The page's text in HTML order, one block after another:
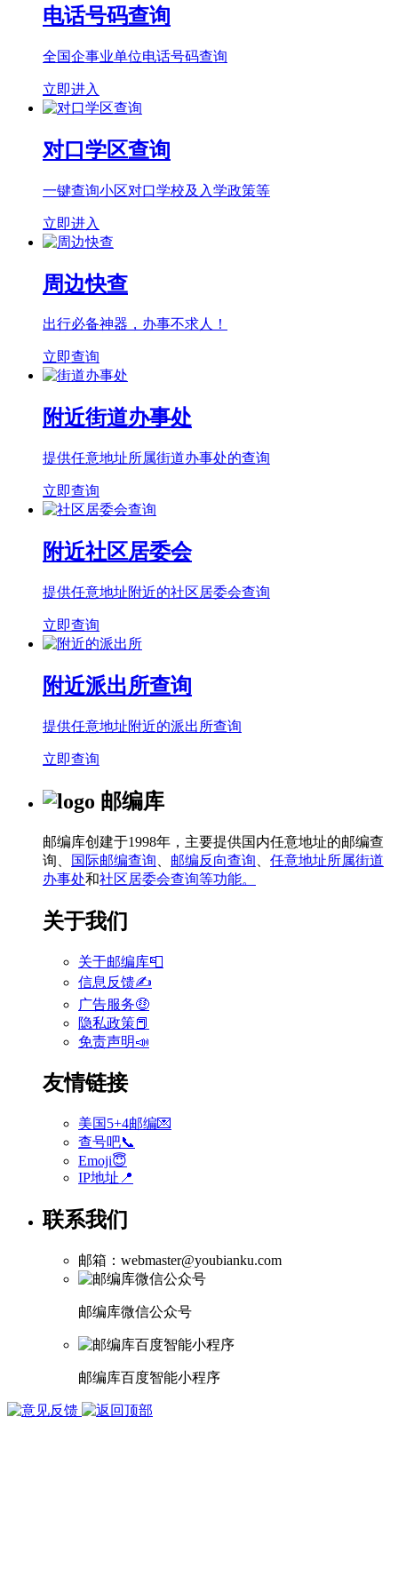
电话号码查询
全国企事业单位电话号码查询
立即进入
对口学区查询
一键查询小区对口学校及入学政策等
立即进入
周边快查
出行必备神器，办事不求人！
立即查询
附近街道办事处
提供任意地址所属街道办事处的查询
立即查询
附近社区居委会
提供任意地址附近的社区居委会查询
立即查询
附近派出所查询
提供任意地址附近的派出所查询
立即查询
邮编库
邮编库创建于1998年，主要提供国内任意地址的邮编查
询、
国际邮编查询 邮编反向查询
任意地址所属街道
办事处和社区居委会查询等功能。
关于我们
关于邮编库📮
信息反馈✍
广告服务🤑
隐私政策📕
免责声明📣
友情链接
美国5+4邮编💌
查号吧📞
Emoji😇
IP地址📍
联系我们
邮箱：webmaster@youbianku.com
邮编库微信公众号
邮编库百度智能小程序